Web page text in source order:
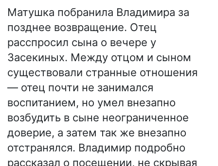
Матушка побранила Владимира за
позднее возвращение. Отец
расспросил сына о вечере у
Засекиных. Между отцом и сыном
существовали странные отношения
— отец почти не занимался
воспитанием, но умел внезапно
возбудить в сыне неограниченное
доверие, а затем так же внезапно
отстранялся. Владимир подробно
рассказал о посещении, не скрывая